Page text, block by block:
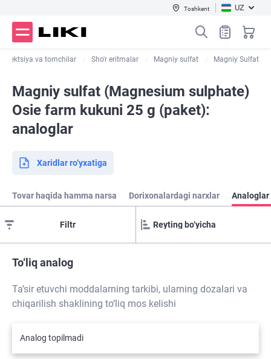
Toshkent UZ
In'ektsiya va tomchilar Sho'r eritmalar Magniy sulfat Magniy Sulfat
Magniy sulfat (Magnesium sulphate)
Osie farm kukuni 25 g (paket):
analoglar
Xaridlar ro‘yxatiga
Tovar haqida hamma narsa Dorixonalardagi narxlar Analoglar
Filtr
To‘liq analog
Ta’sir etuvchi moddalarning tarkibi, ularning dozalari va
chiqarilish shaklining to‘liq mos kelishi
Analog topilmadi